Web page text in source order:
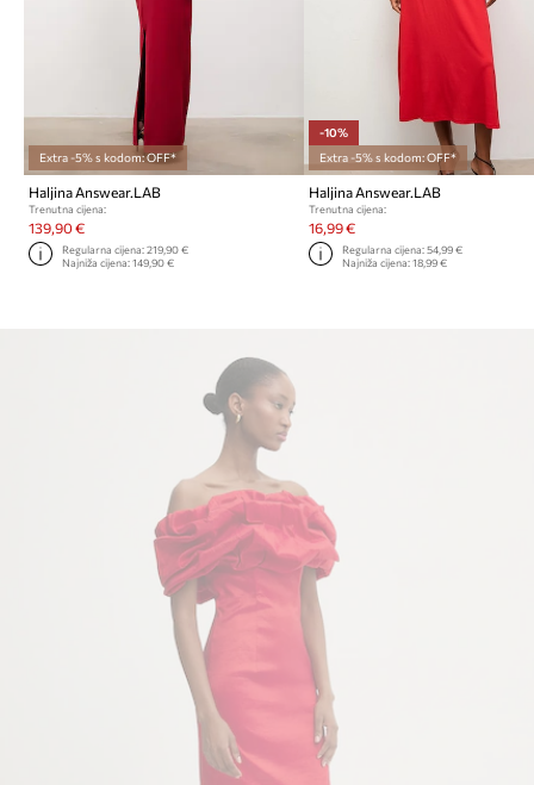
Extra -5% s kodom: OFF*
Haljina Answear.LAB
Trenutna cijena:
139,90 €
Regularna cijena:219,90 €
Najniža cijena:149,90 €
-10%
Extra -5% s kodom: OFF*
Haljina Answear.LAB
Trenutna cijena:
16,99 €
Regularna cijena: 54,99 €
Najniža cijena: 18,99 €